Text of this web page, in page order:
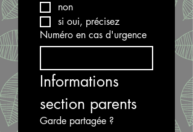
non
si oui, précisez
Numéro en cas d'urgence
Informations
section parents
Garde partagée ?